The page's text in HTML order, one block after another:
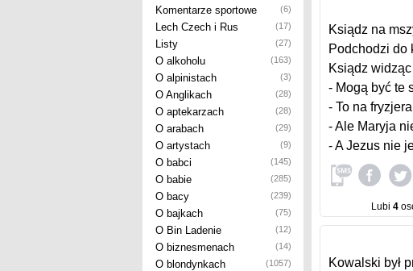
Komentarze sportowe (6)
Lech Czech i Rus (17)
Listy (27)
O alkoholu (163)
O alpinistach (3)
O Anglikach (28)
O aptekarzach (28)
O arabach (29)
O artystach (9)
O babci (145)
O babie (285)
O bacy (239)
O bajkach (75)
O Bin Ladenie (12)
O biznesmenach (14)
O blondynkach (1057)
Ksiądz na
Podchodzi do
Ksiądz
- Mogą być te
- To na
- Ale Maryja
- A Jezus nie
Lubi 4
Kowalski był